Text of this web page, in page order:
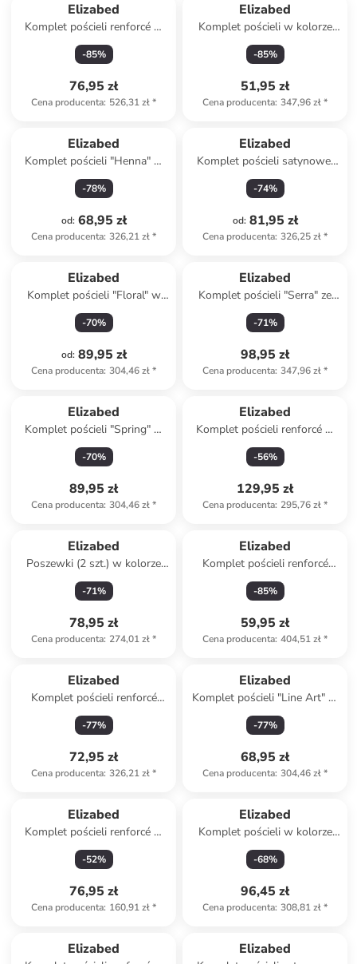
Elizabed
Komplet pościeli renforcé w
kolorze jasnobrązowo-
kremowym
-85%
76,95 zł
Cena producenta: 526,31 zł*
Elizabed
Komplet pościeli w kolorze
jasnoszaro-białym
-85%
51,95 zł
Cena producenta: 347,96 zł*
Elizabed
Komplet pościeli "Henna" w
kolorze beżowym
-78%
od: 68,95 zł
Cena producenta: 326,21 zł*
Elizabed
Komplet pościeli satynowej
"Elegant" w kolorze białym
-74%
od: 81,95 zł
Cena producenta: 326,25 zł*
Elizabed
Komplet pościeli "Floral" w
kolorze biało-fioletowo-
pomarańczowym
-70%
od: 89,95 zł
Cena producenta: 304,46 zł*
Elizabed
Komplet pościeli "Serra" ze
wzorem
-71%
98,95 zł
Cena producenta: 347,96 zł*
Elizabed
Komplet pościeli "Spring" w
kolorze biało-jasnoróżowo-
zielonym
-70%
89,95 zł
Cena producenta: 304,46 zł*
Elizabed
Komplet pościeli renforcé w
kolorze brzoskwiniowym
-56%
129,95 zł
Cena producenta: 295,76 zł*
Elizabed
Poszewki (2 szt.) w kolorze
granatowym na poduszkę
-71%
78,95 zł
Cena producenta: 274,01 zł*
Elizabed
Komplet pościeli renforcé
"Fogila" w kolorze białym
-85%
59,95 zł
Cena producenta: 404,51 zł*
Elizabed
Komplet pościeli renforcé
"Floral" w kolorze
jasnoróżowym
-77%
72,95 zł
Cena producenta: 326,21 zł*
Elizabed
Komplet pościeli "Line Art" w
kolorze niebiesko-białym
-77%
68,95 zł
Cena producenta: 304,46 zł*
Elizabed
Komplet pościeli renforcé w
kolorze beżowym
-52%
76,95 zł
Cena producenta: 160,91 zł*
Elizabed
Komplet pościeli w kolorze
szarym
-68%
96,45 zł
Cena producenta: 308,81 zł*
Elizabed Elizabed